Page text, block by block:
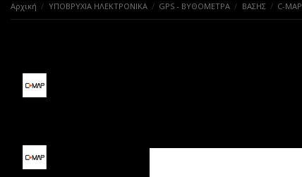
Αρχική ΥΠΟΒΡΥΧΙΑ ΗΛΕΚΤΡΟΝΙΚΑ GPS - ΒΥΘΟΜΕΤΡΑ ΒΑΣΗΣ C-MAP